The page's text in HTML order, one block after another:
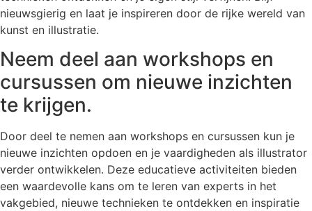
nieuwsgierig en laat je inspireren door de rijke wereld van
kunst en illustratie.
Neem deel aan workshops en
cursussen om nieuwe inzichten
te krijgen.
Door deel te nemen aan workshops en cursussen kun je
nieuwe inzichten opdoen en je vaardigheden als illustrator
verder ontwikkelen. Deze educatieve activiteiten bieden
een waardevolle kans om te leren van experts in het
vakgebied, nieuwe technieken te ontdekken en inspiratie